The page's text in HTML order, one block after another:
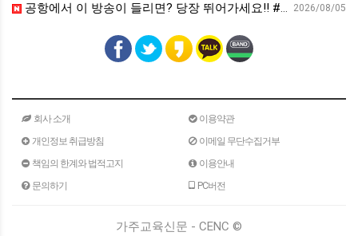
2026/08/05
공항에서 이 방송이 들리면? 당장 뛰어가세요!! #영어회화 #영어표현 #영어공부
회사 소개
이용약관
개인정보 취급방침
이메일 무단수집거부
책임의 한계와 법적고지
이용안내
문의하기
PC버전
가주교육신문 - CENC ©